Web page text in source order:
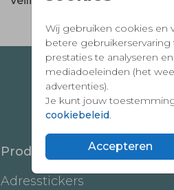
Wij gebruiken cookies en
betere
prestaties te analyseren
mediadoeleinden (het
advertenties).
Je kunt jouw
cookiebeleid
Accepteren
Producten
Adresstickers